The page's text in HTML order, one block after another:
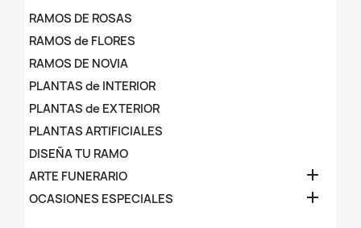
RAMOS DE ROSAS
RAMOS de FLORES
RAMOS DE NOVIA
PLANTAS de INTERIOR
PLANTAS de EXTERIOR
PLANTAS ARTIFICIALES
DISEÑA TU RAMO
ARTE FUNERARIO

OCASIONES ESPECIALES 